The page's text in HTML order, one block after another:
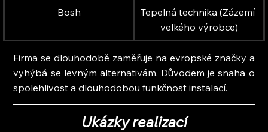
Bosh
Tepelná technika (Zázemí
velkého výrobce)
Firma se dlouhodobě zaměřuje na evropské značky a
vyhýbá se levným alternativám. Důvodem je snaha o
spolehlivost a dlouhodobou funkčnost instalací.
Ukázky realizací